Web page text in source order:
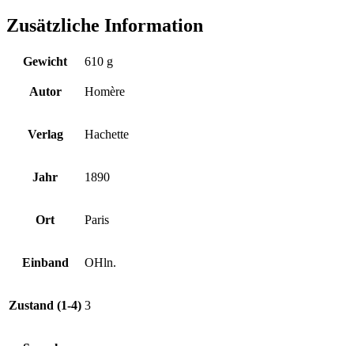
Zusätzliche Information
Gewicht 610 g
Autor Homère
Verlag Hachette
Jahr 1890
Ort Paris
Einband OHln.
Zustand (1-4) 3